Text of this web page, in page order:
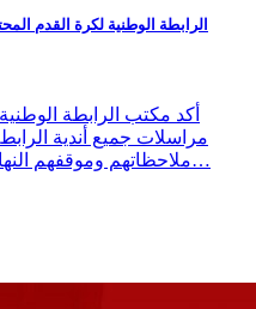
الرابطة الوطنية لكرة القدم
أكد مكتب الرابطة
مراسلات جميع أندية
ملاحظاتهم وموقفهم النهائي من عملية قرعة سحب الرزنامة…